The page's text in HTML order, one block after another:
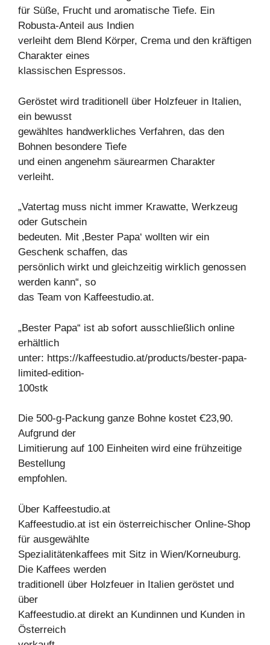
für Süße, Frucht und aromatische Tiefe. Ein
Robusta-Anteil aus Indien
verleiht dem Blend Körper, Crema und den kräftigen
Charakter eines
klassischen Espressos.
Geröstet wird traditionell über Holzfeuer in Italien,
ein bewusst
gewähltes handwerkliches Verfahren, das den
Bohnen besondere Tiefe
und einen angenehm säurearmen Charakter
verleiht.
„Vatertag muss nicht immer Krawatte, Werkzeug
oder Gutschein
bedeuten. Mit ‚Bester Papa‘ wollten wir ein
Geschenk schaffen, das
persönlich wirkt und gleichzeitig wirklich genossen
werden kann“, so
das Team von Kaffeestudio.at.
„Bester Papa“ ist ab sofort ausschließlich online
erhältlich
unter: https://kaffeestudio.at/products/bester-papa-
limited-edition-
100stk
Die 500-g-Packung ganze Bohne kostet Ꞓ23,90.
Aufgrund der
Limitierung auf 100 Einheiten wird eine frühzeitige
Bestellung
empfohlen.
Über Kaffeestudio.at
Kaffeestudio.at ist ein österreichischer Online-Shop
für ausgewählte
Spezialitätenkaffees mit Sitz in Wien/Korneuburg.
Die Kaffees werden
traditionell über Holzfeuer in Italien geröstet und
über
Kaffeestudio.at direkt an Kundinnen und Kunden in
Österreich